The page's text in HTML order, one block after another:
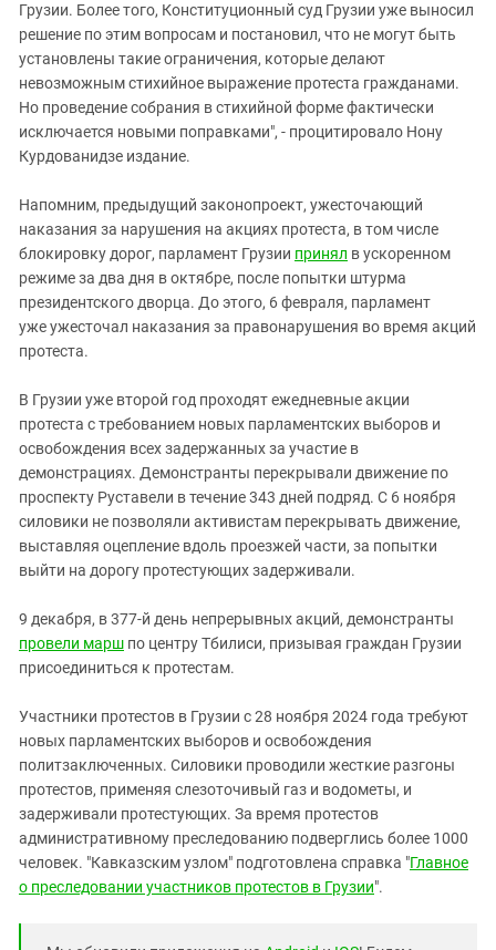
Грузии. Более того, Конституционный суд Грузии уже выносил
решение по этим вопросам и постановил, что не могут быть
установлены такие ограничения, которые делают
невозможным стихийное выражение протеста гражданами.
Но проведение собрания в стихийной форме фактически
исключается новыми поправками", - процитировало Нону
Курдованидзе издание.
Напомним, предыдущий законопроект, ужесточающий
наказания за нарушения на акциях протеста, в том числе
блокировку дорог, парламент Грузии принял в ускоренном
режиме за два дня в октябре, после попытки штурма
президентского дворца. До этого, 6 февраля, парламент
уже ужесточал наказания за правонарушения во время акций
протеста.
В Грузии уже второй год проходят ежедневные акции
протеста с требованием новых парламентских выборов и
освобождения всех задержанных за участие в
демонстрациях. Демонстранты перекрывали движение по
проспекту Руставели в течение 343 дней подряд. С 6 ноября
силовики не позволяли активистам перекрывать движение,
выставляя оцепление вдоль проезжей части, за попытки
выйти на дорогу протестующих задерживали.
9 декабря, в 377-й день непрерывных акций, демонстранты
провели марш по центру Тбилиси, призывая граждан Грузии
присоединиться к протестам.
Участники протестов в Грузии с 28 ноября 2024 года требуют
новых парламентских выборов и освобождения
политзаключенных. Силовики проводили жесткие разгоны
протестов, применяя слезоточивый газ и водометы, и
задерживали протестующих. За время протестов
административному преследованию подверглись более 1000
человек. "Кавказским узлом" подготовлена справка "Главное
о преследовании участников протестов в Грузии".